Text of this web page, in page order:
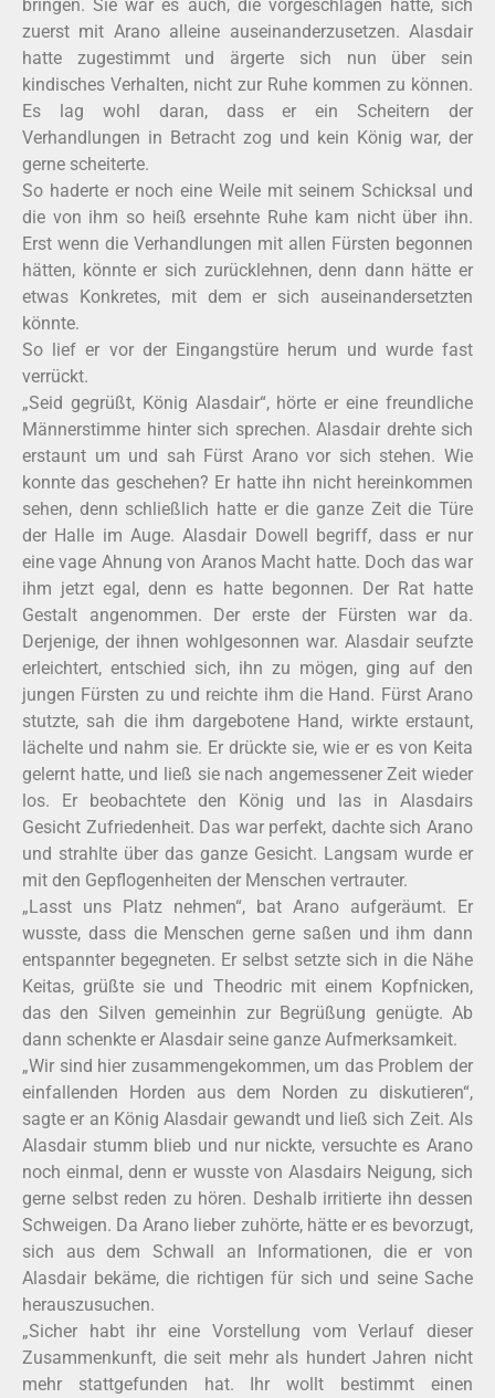
bringen. Sie war es auch, die vorgeschlagen hatte, sich
zuerst mit Arano alleine auseinanderzusetzen. Alasdair
hatte zugestimmt und ärgerte sich nun über sein
kindisches Verhalten, nicht zur Ruhe kommen zu können.
Es lag wohl daran, dass er ein Scheitern der
Verhandlungen in Betracht zog und kein König war, der
gerne scheiterte.
So haderte er noch eine Weile mit seinem Schicksal und
die von ihm so heiß ersehnte Ruhe kam nicht über ihn.
Erst wenn die Verhandlungen mit allen Fürsten begonnen
hätten, könnte er sich zurücklehnen, denn dann hätte er
etwas Konkretes, mit dem er sich auseinandersetzten
könnte.
So lief er vor der Eingangstüre herum und wurde fast
verrückt.
„Seid gegrüßt, König Alasdair“, hörte er eine freundliche
Männerstimme hinter sich sprechen. Alasdair drehte sich
erstaunt um und sah Fürst Arano vor sich stehen. Wie
konnte das geschehen? Er hatte ihn nicht hereinkommen
sehen, denn schließlich hatte er die ganze Zeit die Türe
der Halle im Auge. Alasdair Dowell begriff, dass er nur
eine vage Ahnung von Aranos Macht hatte. Doch das war
ihm jetzt egal, denn es hatte begonnen. Der Rat hatte
Gestalt angenommen. Der erste der Fürsten war da.
Derjenige, der ihnen wohlgesonnen war. Alasdair seufzte
erleichtert, entschied sich, ihn zu mögen, ging auf den
jungen Fürsten zu und reichte ihm die Hand. Fürst Arano
stutzte, sah die ihm dargebotene Hand, wirkte erstaunt,
lächelte und nahm sie. Er drückte sie, wie er es von Keita
gelernt hatte, und ließ sie nach angemessener Zeit wieder
los. Er beobachtete den König und las in Alasdairs
Gesicht Zufriedenheit. Das war perfekt, dachte sich Arano
und strahlte über das ganze Gesicht. Langsam wurde er
mit den Gepflogenheiten der Menschen vertrauter.
„Lasst uns Platz nehmen“, bat Arano aufgeräumt. Er
wusste, dass die Menschen gerne saßen und ihm dann
entspannter begegneten. Er selbst setzte sich in die Nähe
Keitas, grüßte sie und Theodric mit einem Kopfnicken,
das den Silven gemeinhin zur Begrüßung genügte. Ab
dann schenkte er Alasdair seine ganze Aufmerksamkeit.
„Wir sind hier zusammengekommen, um das Problem der
einfallenden Horden aus dem Norden zu diskutieren“,
sagte er an König Alasdair gewandt und ließ sich Zeit. Als
Alasdair stumm blieb und nur nickte, versuchte es Arano
noch einmal, denn er wusste von Alasdairs Neigung, sich
gerne selbst reden zu hören. Deshalb irritierte ihn dessen
Schweigen. Da Arano lieber zuhörte, hätte er es bevorzugt,
sich aus dem Schwall an Informationen, die er von
Alasdair bekäme, die richtigen für sich und seine Sache
herauszusuchen.
„Sicher habt ihr eine Vorstellung vom Verlauf dieser
Zusammenkunft, die seit mehr als hundert Jahren nicht
mehr stattgefunden hat. Ihr wollt bestimmt einen